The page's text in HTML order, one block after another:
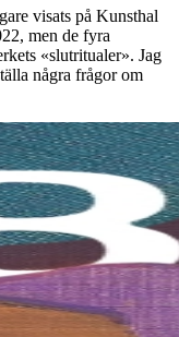
visats på Kunsthal
men de fyra
«slutritualer». Jag
några frågor om